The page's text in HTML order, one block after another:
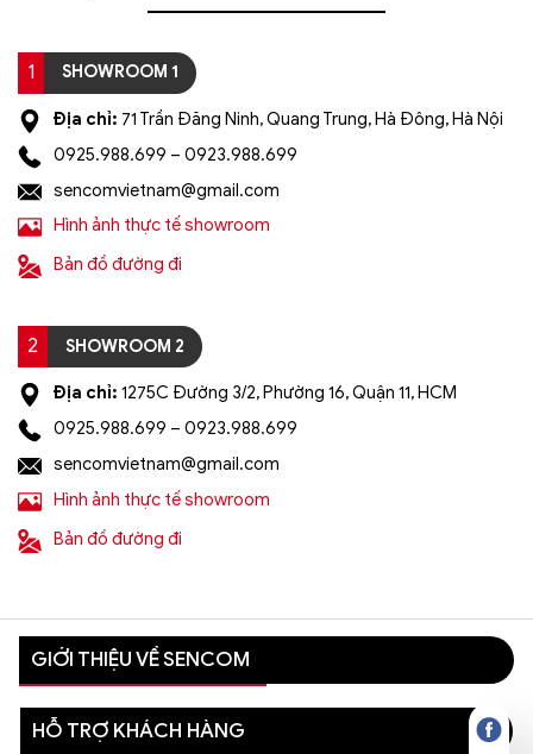
1 SHOWROOM 1
Địa chỉ: 71 Trần Đăng Ninh, Quang Trung, Hà Đông, Hà Nội
0925.988.699 – 0923.988.699
sencomvietnam@gmail.com
Hình ảnh thực tế showroom
Bản đồ đường đi
2 SHOWROOM 2
Địa chỉ: 1275C Đường 3/2, Phường 16, Quận 11, HCM
0925.988.699 – 0923.988.699
sencomvietnam@gmail.com
Hình ảnh thực tế showroom
Bản đồ đường đi
GIỚI THIỆU VỀ SENCOM
HỖ TRỢ KHÁCH HÀNG